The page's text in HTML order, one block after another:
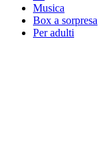
Musica
Box a sorpresa
Per adulti